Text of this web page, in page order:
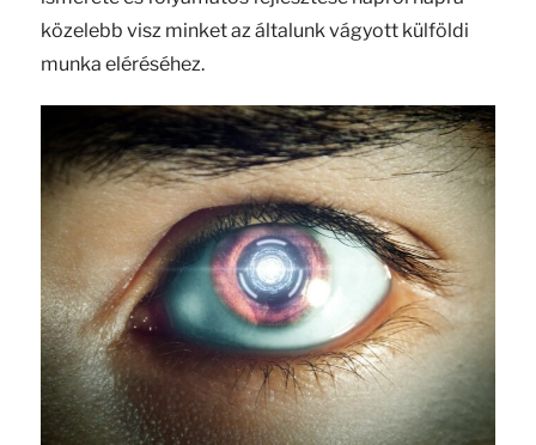
közelebb visz minket az általunk vágyott külföldi
munka eléréséhez.